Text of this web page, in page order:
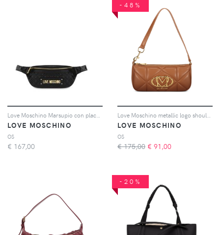
LOVE MOSCHINO
OS
€ 167,00
-48%
LOVE MOSCHINO
OS
€ 175,00 € 91,00
-20%